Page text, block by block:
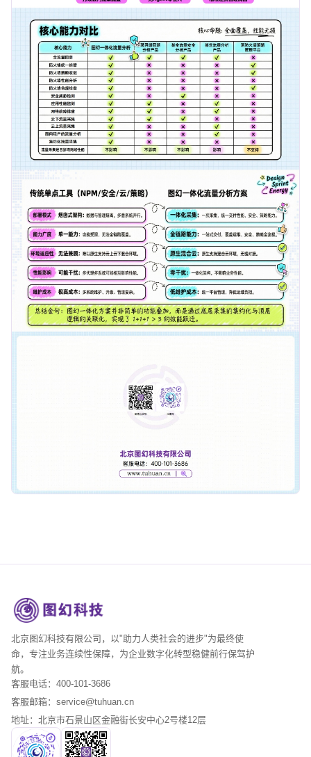
北京图幻科技有限公司，以"助力人类社会的进步"为最终使
命，专注业务连续性保障，为企业数字化转型稳健前行保驾护
航。
客服电话：400-101-3686
客服邮箱：service@tuhuan.cn
地址：北京市石景山区金融街长安中心2号楼12层